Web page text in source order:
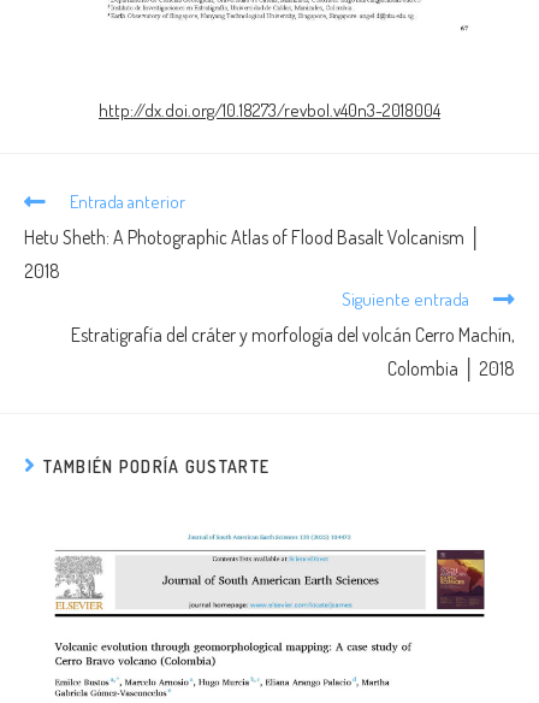
http://dx.doi.org/10.18273/revbol.v40n3-2018004
Entrada anterior
Hetu Sheth: A Photographic Atlas of Flood Basalt Volcanism │
2018
Siguiente entrada
Estratigrafía del cráter y morfología del volcán Cerro Machín,
Colombia │ 2018
TAMBIÉN PODRÍA GUSTARTE